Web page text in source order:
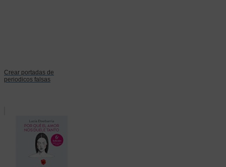
Crear portadas de
periodicos falsas